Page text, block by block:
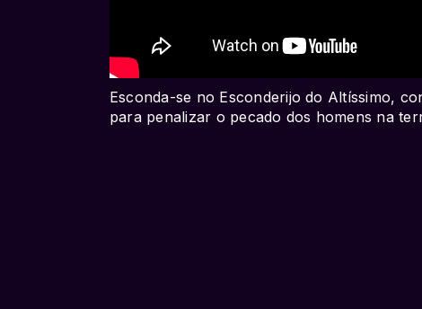
Esconda-se no Esconderijo do Altíssimo,
para penalizar o pecado dos homens na